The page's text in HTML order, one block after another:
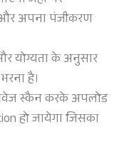
अपना पंजीकरण
योग्यता के अनुसार
है।
स्कैन करके अपलोड
हो जायेगा जिसका